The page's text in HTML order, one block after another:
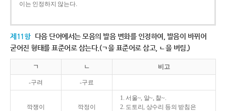
이는 인정하지 않는다.
제11항 다음 단어에서는 모음의 발음 변화를 인정하여, 발음이 바뀌어
굳어진 형태를 표준어로 삼는다.(ㄱ을 표준어로 삼고, ㄴ을 버림.)
ㄱ ㄴ 비고
-구려 -구료
깍쟁이 깍정이
1. 서울~, 알~, 찰~.
2. 도토리, 상수리 등의 받침은